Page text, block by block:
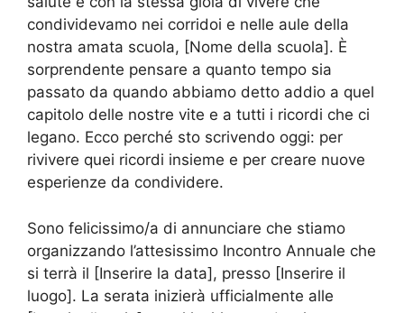
condividevamo nei corridoi e nelle aule della
nostra amata scuola, [Nome della scuola]. È
sorprendente pensare a quanto tempo sia
passato da quando abbiamo detto addio a quel
capitolo delle nostre vite e a tutti i ricordi che ci
legano. Ecco perché sto scrivendo oggi: per
rivivere quei ricordi insieme e per creare nuove
esperienze da condividere.
Sono felicissimo/a di annunciare che stiamo
organizzando l’attesissimo Incontro Annuale che
si terrà il [Inserire la data], presso [Inserire il
luogo]. La serata inizierà ufficialmente alle